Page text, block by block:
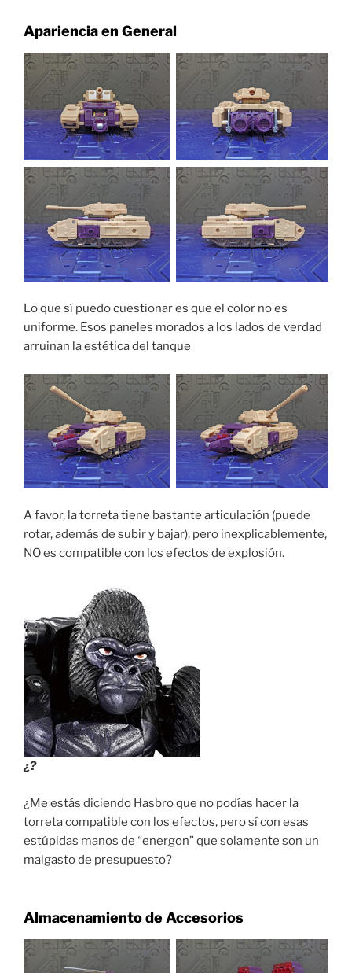
Apariencia en General
Lo que sí puedo cuestionar es que el color no es
uniforme. Esos paneles morados a los lados de verdad
arruinan la estética del tanque
A favor, la torreta tiene bastante articulación (puede
rotar, además de subir y bajar), pero inexplicablemente,
NO es compatible con los efectos de explosión.
¿?
¿Me estás diciendo Hasbro que no podías hacer la
torreta compatible con los efectos, pero sí con esas
estúpidas manos de “energon” que solamente son un
malgasto de presupuesto?
Almacenamiento de Accesorios